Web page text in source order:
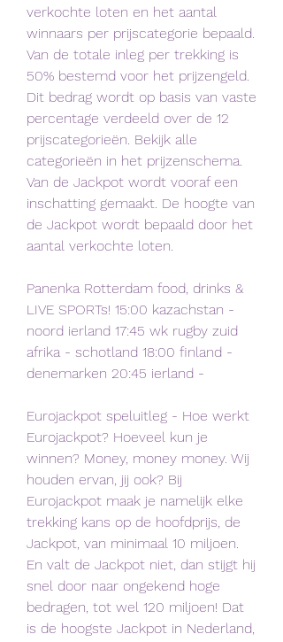
verkochte loten en het aantal
winnaars per prijscategorie bepaald.
Van de totale inleg per trekking is
50% bestemd voor het prijzengeld.
Dit bedrag wordt op basis van vaste
percentage verdeeld over de 12
prijscategorieën. Bekijk alle
categorieën in het prijzenschema.
Van de Jackpot wordt vooraf een
inschatting gemaakt. De hoogte van
de Jackpot wordt bepaald door het
aantal verkochte loten.
Panenka Rotterdam food, drinks &
LIVE SPORTs! 15:00 kazachstan -
noord ierland 17:45 wk rugby zuid
afrika - schotland 18:00 finland -
denemarken 20:45 ierland -
Eurojackpot speluitleg - Hoe werkt
Eurojackpot? Hoeveel kun je
winnen? Money, money money. Wij
houden ervan, jij ook? Bij
Eurojackpot maak je namelijk elke
trekking kans op de hoofdprijs, de
Jackpot, van minimaal 10 miljoen.
En valt de Jackpot niet, dan stijgt hij
snel door naar ongekend hoge
bedragen, tot wel 120 miljoen! Dat
is de hoogste Jackpot in Nederland,